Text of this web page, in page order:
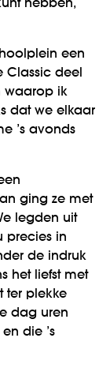
hebben,
een
Classic deel
waarop ik
dat we elkaar
’s avonds
ging ze met
legden uit
precies in
de indruk
het liefst met
ter plekke
dag uren
die ’s